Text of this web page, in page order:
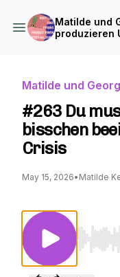
Matilde und
produzieren
Matilde und
#263 Du
bisschen
Crisis
May 15, 2026• Matilde
Use